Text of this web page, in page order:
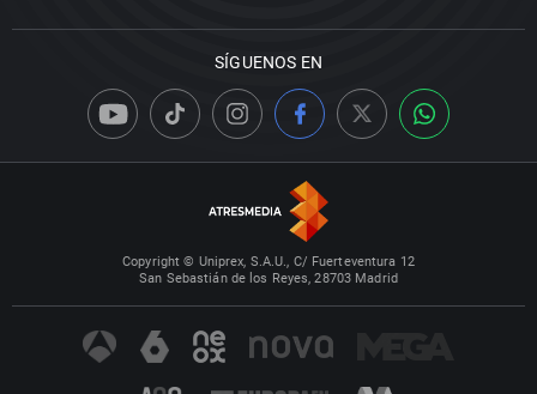
SÍGUENOS EN
Copyright © Uniprex, S.A.U., C/ Fuerteventura 12
San Sebastián de los Reyes, 28703 Madrid